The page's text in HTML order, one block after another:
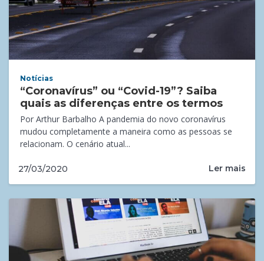
Notícias
“Coronavírus” ou “Covid-19”? Saiba
quais as diferenças entre os termos
Por Arthur Barbalho A pandemia do novo coronavírus
mudou completamente a maneira como as pessoas se
relacionam. O cenário atual...
27/03/2020 Ler mais